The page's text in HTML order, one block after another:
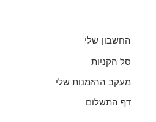
החשבון שלי
סל הקניות
מעקב ההזמנות שלי
דף התשלום